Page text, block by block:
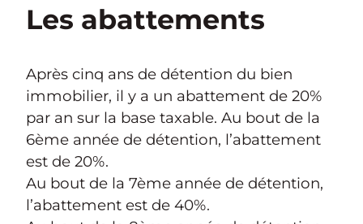
Les abattements
Après cinq ans de détention du bien
immobilier, il y a un abattement de 20%
par an sur la base taxable. Au bout de la
6ème année de détention, l’abattement
est de 20%.
Au bout de la 7ème année de détention,
l’abattement est de 40%.